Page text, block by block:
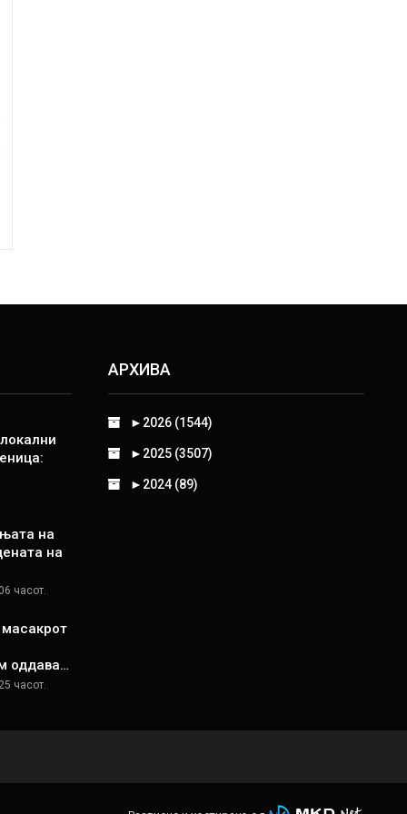
на
на
часот.
масакрот
оддава…
часот.
АРХИВА
► 2026 (1544)
► 2025 (3507)
► 2024 (89)